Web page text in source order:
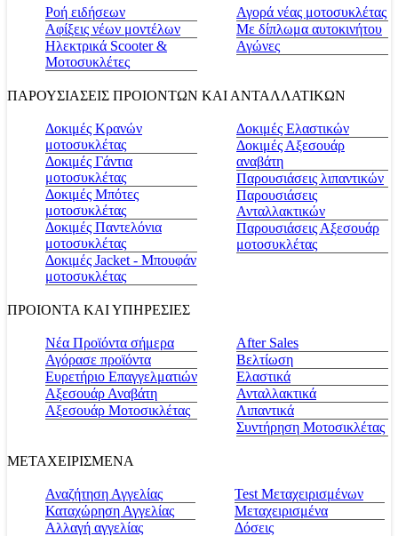
Ροή ειδήσεων
Αφίξεις νέων μοντέλων
Ηλεκτρικά Scooter &
Μοτοσυκλέτες
Αγορά νέας μοτοσυκλέτας
Με δίπλωμα αυτοκινήτου
Αγώνες
ΠΑΡΟΥΣΙΑΣΕΙΣ ΠΡΟΙΟΝΤΩΝ ΚΑΙ ΑΝΤΑΛΛΑΤΙΚΩΝ
Δοκιμές Κρανών
μοτοσυκλέτας
Δοκιμές Γάντια
μοτοσυκλέτας
Δοκιμές Μπότες
μοτοσυκλέτας
Δοκιμές Παντελόνια
μοτοσυκλέτας
Δοκιμές Jacket - Μπουφάν
μοτοσυκλέτας
Δοκιμές Ελαστικών
Δοκιμές Αξεσουάρ
αναβάτη
Παρουσιάσεις λιπαντικών
Παρουσιάσεις
Ανταλλακτικών
Παρουσιάσεις Αξεσουάρ
μοτοσυκλέτας
ΠΡΟΙΟΝΤΑ ΚΑΙ ΥΠΗΡΕΣΙΕΣ
Νέα Προϊόντα σήμερα
Αγόρασε προϊόντα
Ευρετήριο Επαγγελματιών
Αξεσουάρ Αναβάτη
Αξεσουάρ Μοτοσικλέτας
Αfter Sales
Βελτίωση
Ελαστικά
Ανταλλακτικά
Λιπαντικά
Συντήρηση Μοτοσικλέτας
ΜΕΤΑΧΕΙΡΙΣΜΕΝΑ
Αναζήτηση Αγγελίας
Καταχώρηση Αγγελίας
Αλλαγή αγγελίας
Test Μεταχειρισμένων
Μεταχειρισμένα
Δόσεις